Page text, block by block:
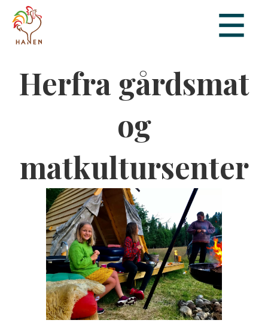
Herfra gårdsmat
og
matkultursenter